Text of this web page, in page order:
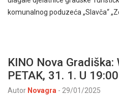
komunalnog poduzeća „Slavča“
KINO Nova
PETAK, 31. 1. U 19:00
Autor Novagra - 29/01/2025